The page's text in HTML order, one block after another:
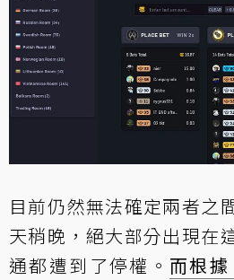
目前仍然無法確定兩者之
天稍晚，絕大部分出現在
通都遭到了停權。 而根